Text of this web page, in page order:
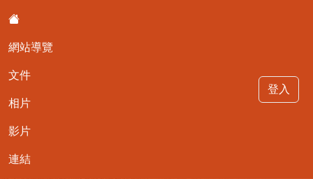
網站導覽
文件
相片
影片
連結
登入